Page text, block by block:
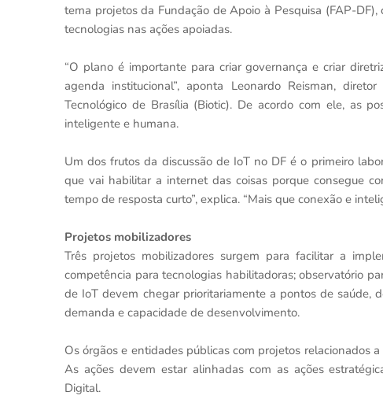
tema projetos da Fundação de Apoio à Pesquisa (FAP-
tecnologias nas ações apoiadas.
“O plano é importante para criar governança e criar
agenda institucional”, aponta Leonardo Reisman,
Tecnológico de Brasília (Biotic). De acordo com ele, as
inteligente e humana.
Um dos frutos da discussão de IoT no DF é o primeiro
que vai habilitar a internet das coisas porque consegue
tempo de resposta curto”, explica. “Mais que conexão e
Projetos mobilizadores
Três projetos mobilizadores surgem para facilitar a
competência para tecnologias habilitadoras; observatório
de IoT devem chegar prioritariamente a pontos de saúde,
demanda e capacidade de desenvolvimento.
Os órgãos e entidades públicas com projetos relacionados
As ações devem estar alinhadas com as ações
Digital.